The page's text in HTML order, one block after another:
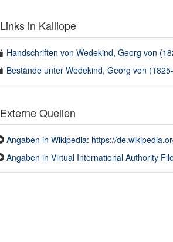
Links in Kalliope
Handschriften von Wedekind, Georg von
Bestände unter Wedekind, Georg von
Externe Quellen
Angaben in Wikipedia: https://
Angaben in Virtual International Authority